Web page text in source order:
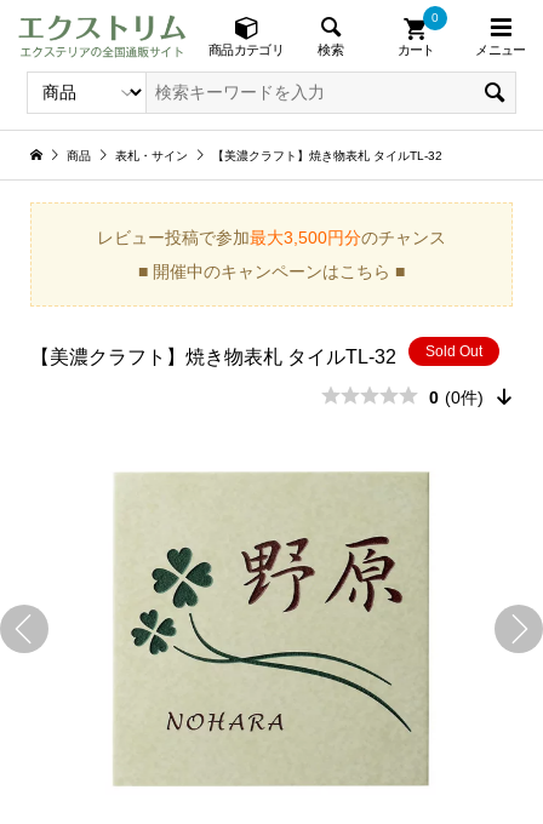
商品カテゴリ 検索 カート
0
メニュー
商品 表札・サイン 【美濃クラフト】焼き物表札 タイルTL-32
レビュー投稿で参加最大3,500円分のチャンス
■ 開催中のキャンペーンはこちら ■
【美濃クラフト】焼き物表札 タイルTL-32 Sold Out
0 (0件)